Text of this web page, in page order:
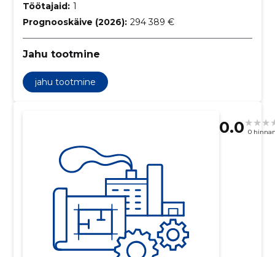
Töötajaid: 1
Prognooskäive (2026): 294 389 €
Jahu tootmine
jahu tootmine
0.0 0